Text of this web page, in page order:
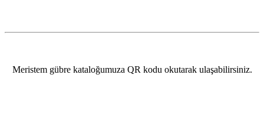
Meristem gübre kataloğumuza QR kodu okutarak ulaşabilirsiniz.